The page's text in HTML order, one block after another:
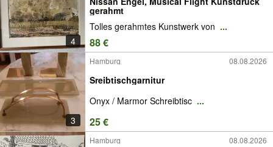
4
gerahmt
Tolles gerahmtes Kunstwerk von ...
88 €
3
Hamburg 08.08.2026
Sreibtischgarnitur
Onyx / Marmor Schreibtisc ...
25 €
Hamburg 08.08.2026